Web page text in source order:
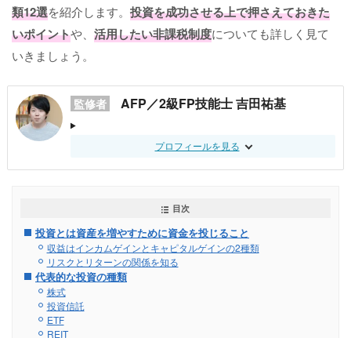
類12選を紹介します。 投資を成功させる上で押さえておきた
いポイントや、 活用したい非課税制度についても詳しく見て
いきましょう。
監修者 AFP／2級FP技能士 吉田祐基
プロフィールを見る
目次
投資とは資産を増やすために資金を投じること
収益はインカムゲインとキャピタルゲインの2種類
リスクとリターンの関係を知る
代表的な投資の種類
株式
投資信託
ETF
REIT